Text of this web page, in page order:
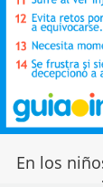
En los